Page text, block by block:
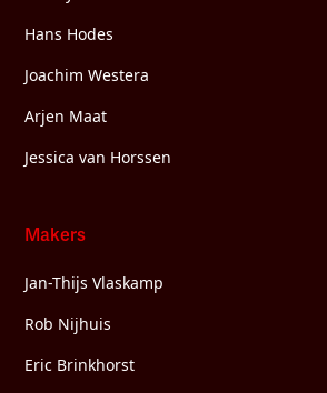
Hans Hodes
Joachim Westera
Arjen Maat
Jessica van Horssen
Makers
Jan-Thijs Vlaskamp
Rob Nijhuis
Eric Brinkhorst